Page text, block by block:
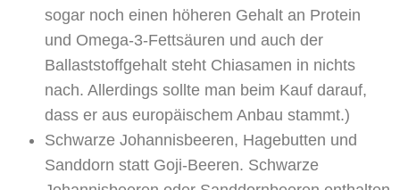
sogar noch einen höheren Gehalt an Protein
und Omega-3-Fettsäuren und auch der
Ballaststoffgehalt steht Chiasamen in nichts
nach. Allerdings sollte man beim Kauf darauf,
dass er aus europäischem Anbau stammt.)
Schwarze Johannisbeeren, Hagebutten und
Sanddorn statt Goji-Beeren. Schwarze